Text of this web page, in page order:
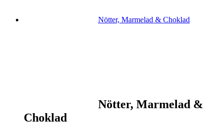
Nötter, Marmelad & Choklad
Nötter, Marmelad &
Choklad